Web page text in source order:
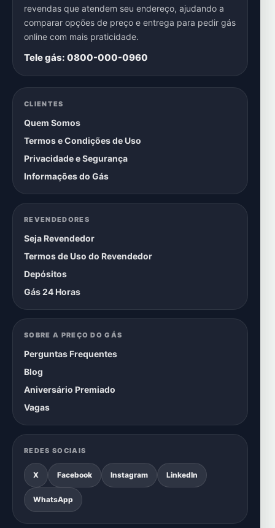
revendas que atendem seu endereço, ajudando a
comparar opções de preço e entrega para pedir gás
online com mais praticidade.
Tele gás: 0800-000-0960
CLIENTES
Quem Somos
Termos e Condições de Uso
Privacidade e Segurança
Informações do Gás
REVENDEDORES
Seja Revendedor
Termos de Uso do Revendedor
Depósitos
Gás 24 Horas
SOBRE A PREÇO DO GÁS
Perguntas Frequentes
Blog
Aniversário Premiado
Vagas
REDES SOCIAIS
X Facebook Instagram LinkedIn
WhatsApp